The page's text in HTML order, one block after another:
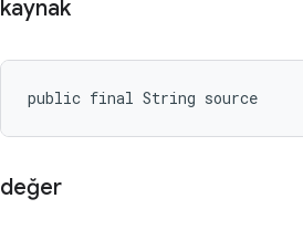
kaynak
public final String source
değer